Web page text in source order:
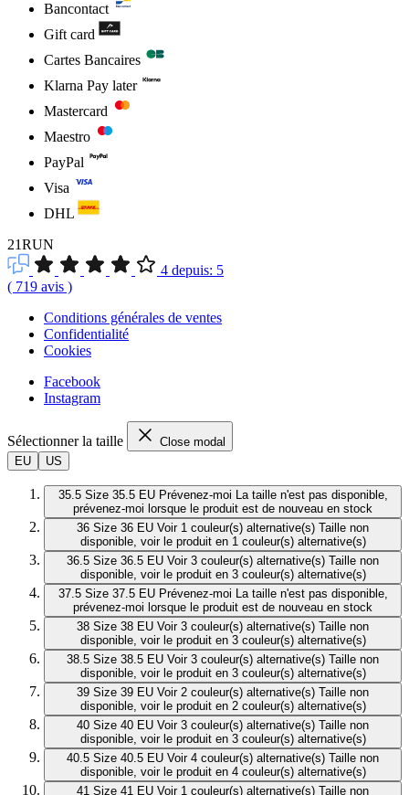
Bancontact
Gift card
Cartes Bancaires
Klarna Pay later
Mastercard
Maestro
PayPal
Visa
DHL
21RUN
4 depuis: 5
( 719 avis )
Conditions générales de ventes
Confidentialité
Cookies
Facebook
Instagram
Sélectionner la taille
Close modal
EU
US
35.5 Size 35.5 EU Prévenez-moi La taille n'est pas disponible,
prévenez-moi lorsque le produit est de nouveau en stock
36 Size 36 EU Voir 1 couleur(s) alternative(s) Taille non
disponible, voir le produit en 1 couleur(s) alternative(s)
36.5 Size 36.5 EU Voir 3 couleur(s) alternative(s) Taille non
disponible, voir le produit en 3 couleur(s) alternative(s)
37.5 Size 37.5 EU Prévenez-moi La taille n'est pas disponible,
prévenez-moi lorsque le produit est de nouveau en stock
38 Size 38 EU Voir 3 couleur(s) alternative(s) Taille non
disponible, voir le produit en 3 couleur(s) alternative(s)
38.5 Size 38.5 EU Voir 3 couleur(s) alternative(s) Taille non
disponible, voir le produit en 3 couleur(s) alternative(s)
39 Size 39 EU Voir 2 couleur(s) alternative(s) Taille non
disponible, voir le produit en 2 couleur(s) alternative(s)
40 Size 40 EU Voir 3 couleur(s) alternative(s) Taille non
disponible, voir le produit en 3 couleur(s) alternative(s)
40.5 Size 40.5 EU Voir 4 couleur(s) alternative(s) Taille non
disponible, voir le produit en 4 couleur(s) alternative(s)
41 Size 41 EU Voir 1 couleur(s) alternative(s) Taille non